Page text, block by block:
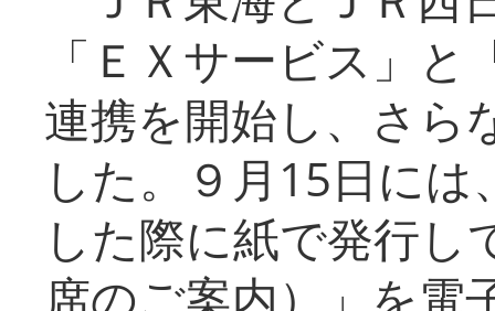
「ＥＸサービス」
連携を開始し、さら
した。９月15日に
した際に紙で発行し
席のご案内）」を電